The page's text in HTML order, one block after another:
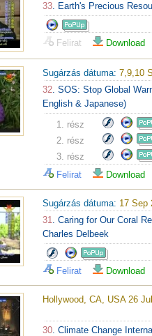
33. Earth's Precious
Felirat Download
Sugárzás dátuma: 7,9,10
32. SOS: Stop Global
English & Japanese)
1. rész
2. rész
3. rész
Felirat
Download
Sugárzás dátuma: 17 Sep
31. Caring for Our Coral
Charles Delbeek
Felirat Download
Hollywood, CA, USA 26
30. Climate Change